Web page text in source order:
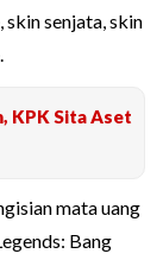
senjata, skin
KPK Sita Aset
mata uang
Bang